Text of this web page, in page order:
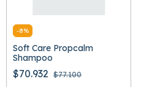
-8%
Soft Care Propcalm
Shampoo
$70.932 $77.100